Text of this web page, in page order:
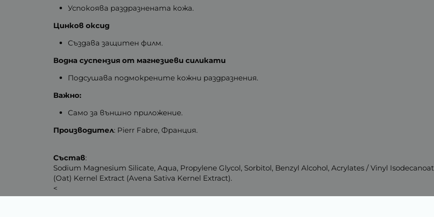
Успокоява раздразнената кожа.
Цинков оксид
Създава защитен филм.
Водна суспензия от магнезиеви силикати
Подсушава подмокрените кожни раздразнения.
Важно:
Само за външно приложение.
Производител: Pierr Fabre, Франция.
Състав:
Sodium Magnesium Silicate, Aqua, Propylene Glycol, Sorbitol, Benzyl Alcohol, Acrylates / Vinyl
(Oat) Kernel Extract (Avena Sativa Kernel Extract).
<